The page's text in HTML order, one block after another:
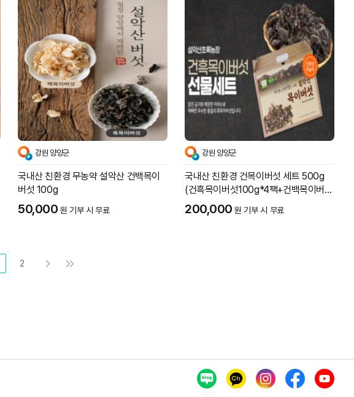
강원 양양군
국내산 친환경 무농약 설악산 건백목이
버섯 100g
50,000 원 기부 시 무료
강원 양양군
국내산 친환경 건목이버섯 세트 500g
(건흑목이버섯100g*4팩+건백목이버섯
100g)
200,000 원 기부 시 무료
2